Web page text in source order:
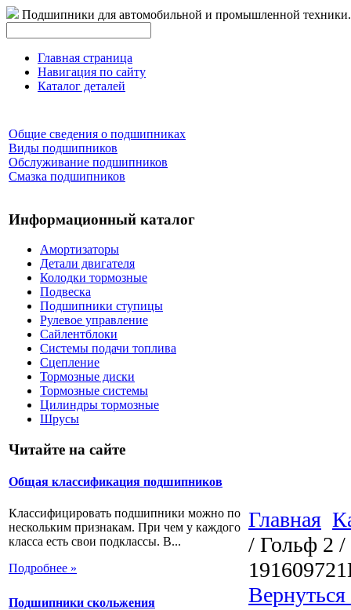
Подшипники для автомобильной и промышленной техники.
Главная страница
Навигация по сайту
Каталог деталей
Общие сведения о подшипниках
Виды подшипников
Обслуживание подшипников
Смазка подшипников
Информационный каталог
Амортизаторы
Детали двигателя
Колодки тормозные
Подвеска
Подшипники ступицы
Рулевое управление
Сайлентблоки
Системы подачи топлива
Сцепление
Тормозные диски
Тормозные системы
Цилиндры тормозные
Шрусы
Читайте на сайте
Общая классификация подшипников
Классифицировать подшипники можно по
нескольким признакам. При чем у каждого
класса есть свои подклассы. В...
Подробнее »
Подшипники скольжения
Главная
/ Гольф 2 /